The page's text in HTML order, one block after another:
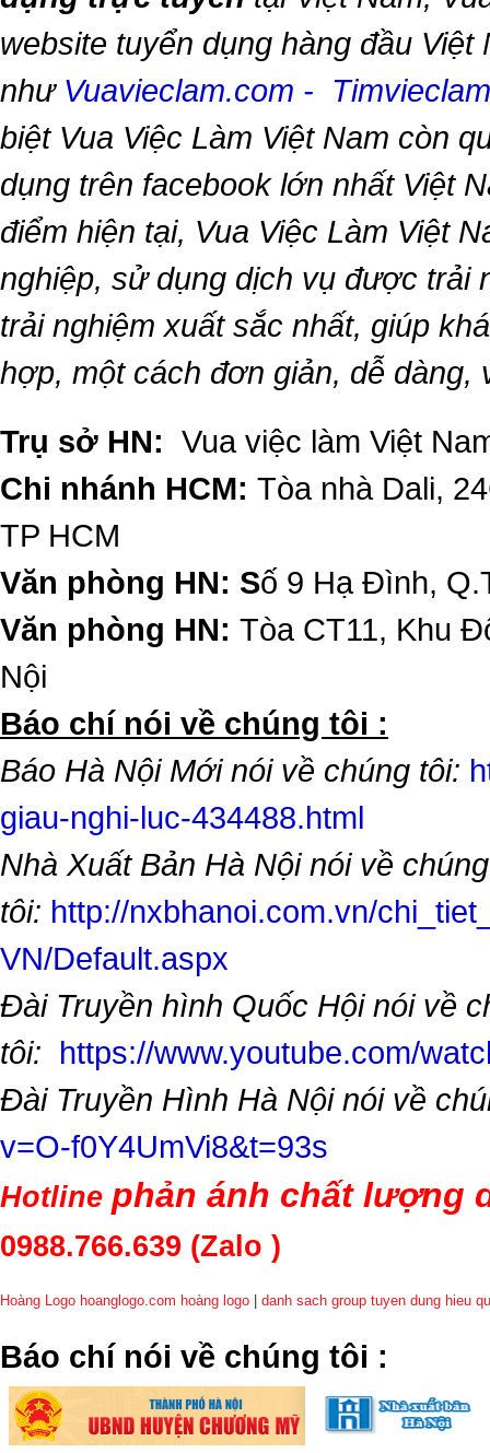
website tuyển dụng hàng đầu Việt
như Vuavieclam.com -
biệt Vua Việc Làm Việt Nam còn
dụng trên facebook lớn nhất Việt
điểm hiện tại, Vua Việc Làm Việt
nghiệp, sử dụng dịch vụ được trải
trải nghiệm xuất sắc nhất, giúp
hợp, một cách đơn giản, dễ dàng,
Trụ sở HN: Vua việc làm Việt
Chi nhánh HCM: Tòa nhà Dali,
TP HCM
Văn phòng HN: Số 9 Hạ Đình,
Văn phòng HN: Tòa CT11, Khu
Nội
​Báo chí nói về chúng tôi :
Báo Hà Nội Mới nói về chúng tôi:
giau-nghi-luc-434488.html
Nhà Xuất Bản Hà Nội nói về chúng
tôi: http://nxbhanoi.com.vn/
VN/Default.aspx
Đài Truyền hình Quốc Hội nói về
tôi: https://www.youtube.com/
Đài Truyền Hình Hà Nội nói về
v=O-f0Y4UmVi8&t=93s
Hotline phản ánh chất lượng
0988.766.639 (Zalo )
Hoàng Logo hoanglogo.com hoàng logo danh sach group tuyen dung hieu
​Báo chí nói về chúng tôi :